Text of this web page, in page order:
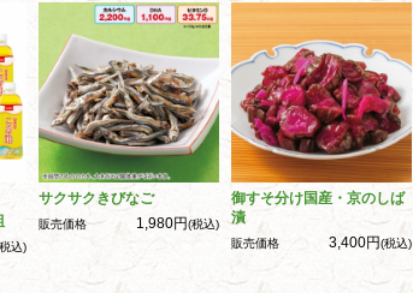
込)
サクサクきびなご
販売価格 1,980円(税込)
御すそ分け国産・京のしば
漬
販売価格 3,400円(税込)